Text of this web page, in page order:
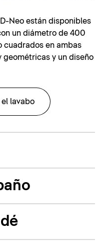
Neo están disponibles
un diámetro de 400
cuadrados en ambas
geométricas y un diseño
lavabo